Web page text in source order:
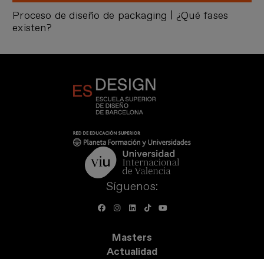
Proceso de diseño de packaging | ¿Qué fases
existen?
Síguenos:
Masters
Actualidad